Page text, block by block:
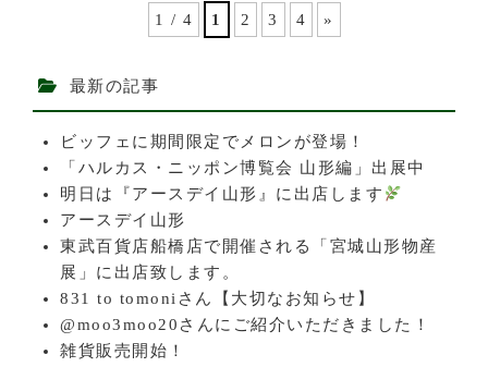
1 / 4 1 2 3 4 »
最新の記事
ビッフェに期間限定でメロンが登場！
「ハルカス・ニッポン博覧会 山形編」出展中
明日は『アースデイ山形』に出店します
アースデイ山形
東武百貨店船橋店で開催される「宮城山形物産
展」に出店致します。
831 to tomoniさん【大切なお知らせ】
@moo3moo20さんにご紹介いただきました！
雑貨販売開始！